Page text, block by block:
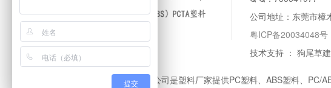
公司地址：东莞市樟
粤ICP备20034048号
技术支持 ： 狗尾草
登卓工程塑料有限公司是塑料厂家提供PC塑料、 ABS塑料、 PC/
提交